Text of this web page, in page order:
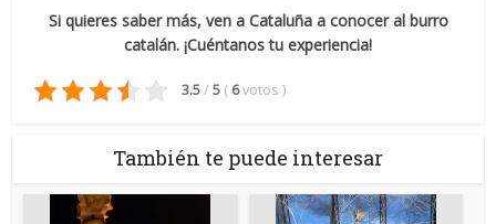
Si quieres saber más, ven a Cataluña a conocer al burro
catalán. ¡Cuéntanos tu experiencia!
3.5/ 5 ( 6votos )
También te puede interesar